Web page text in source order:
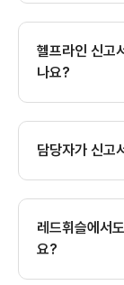
헬프라인 신고
나요?
담당자가 신고
레드휘슬에서
요?